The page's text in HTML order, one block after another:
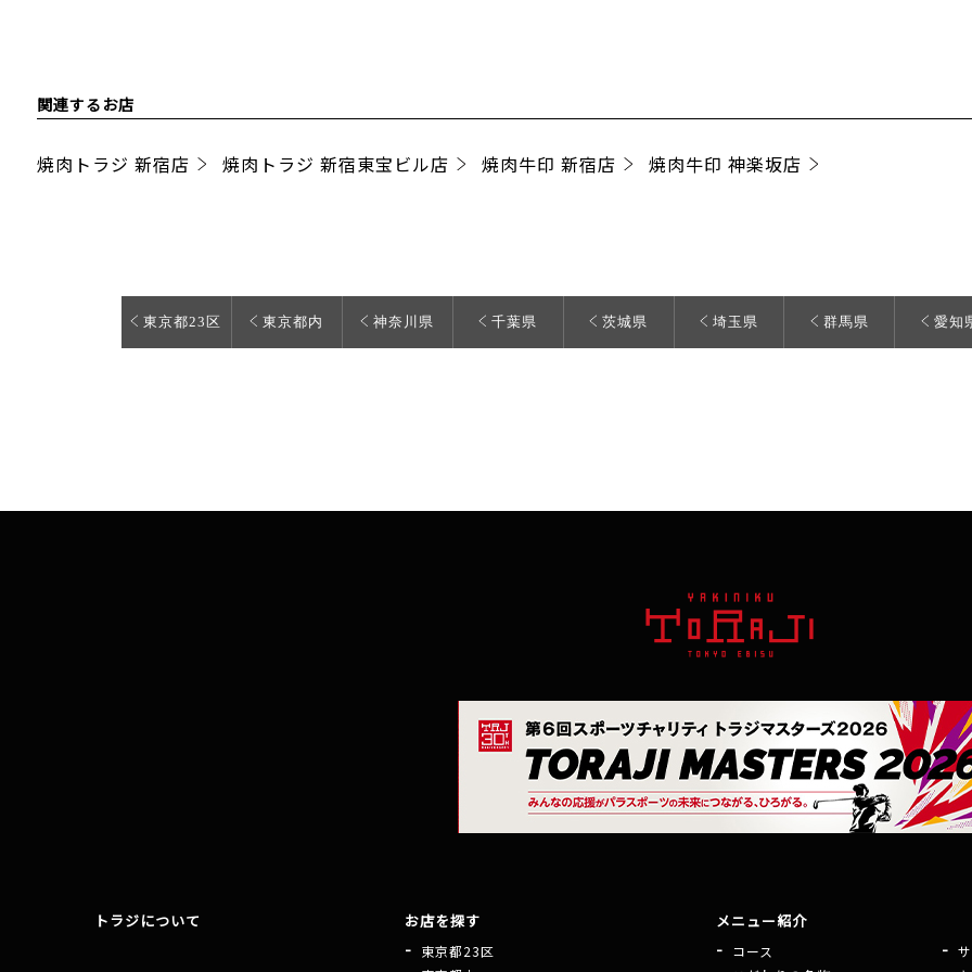
関連するお店
焼肉トラジ 新宿店 焼肉トラジ 新宿東宝ビル店 焼肉牛印 新宿店 焼肉牛印 神楽坂店
東京都23区 東京都内 神奈川県 千葉県 茨城県 埼玉県 群馬県 愛知
トラジについて お店を探す
東京都23区
メニュー紹介
コース